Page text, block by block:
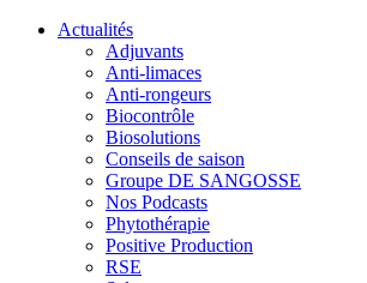
Actualités
Adjuvants
Anti-limaces
Anti-rongeurs
Biocontrôle
Biosolutions
Conseils de saison
Groupe DE SANGOSSE
Nos Podcasts
Phytothérapie
Positive Production
RSE